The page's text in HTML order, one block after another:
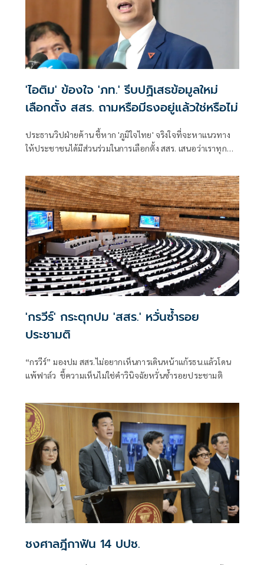
'ไอติม' ข้องใจ 'ภท.' รีบปฏิเสธข้อมูลใหม่
เลือกตั้ง สสร. ถามหรือมีธงอยู่แล้วใช่หรือไม่
ประธานวิปฝ่ายค้าน ชี้หาก 'ภูมิใจไทย' จริงใจที่จะหาแนวทาง
ให้ประชาชนได้มีส่วนร่วมในการเลือกตั้ง สสร. เสนอว่าเราทุก
'กรวีร์' กระตุกปม 'สสร.' หวั่นซ้ำรอย
ประชามติ
“กรวีร์” มองปม สสร.ไม่อยากเห็นการเดินหน้าแก้รธน.แล้วโดน
แพ้ฟาล์ว ชี้ความเห็นไม่ใช่คำวินิจฉัยหวั่นซ้ำรอยประชามติ
ชงศาลฎีกาฟัน 14 ปปช.